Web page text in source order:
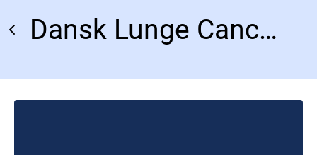
Dansk Lunge Cancer Register